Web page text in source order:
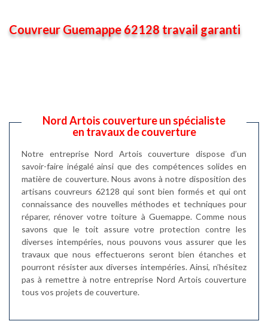
Couvreur Guemappe 62128 travail garanti
Nord Artois couverture un spécialiste
en travaux de couverture
Notre entreprise Nord Artois couverture dispose d’un
savoir-faire inégalé ainsi que des compétences solides en
matière de couverture. Nous avons à notre disposition des
artisans couvreurs 62128 qui sont bien formés et qui ont
connaissance des nouvelles méthodes et techniques pour
réparer, rénover votre toiture à Guemappe. Comme nous
savons que le toit assure votre protection contre les
diverses intempéries, nous pouvons vous assurer que les
travaux que nous effectuerons seront bien étanches et
pourront résister aux diverses intempéries. Ainsi, n’hésitez
pas à remettre à notre entreprise Nord Artois couverture
tous vos projets de couverture.